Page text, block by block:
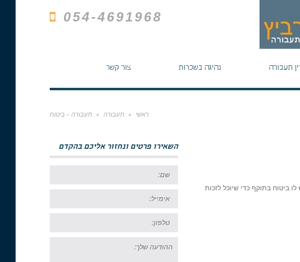
054-4691968
תעבורה נהיגה בשכרות צור קשר
ראשי » תעבורה » תעבורה – ביטוח
ביטוח בתוקף כדי שיוכל לזכות
השאירו פרטים ונחזור אליכם בהקדם
שלך: